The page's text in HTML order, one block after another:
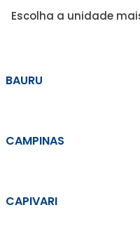
Escolha a unidade
BAURU
CAMPINAS
CAPIVARI